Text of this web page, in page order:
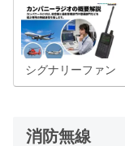
シグナリーファン
消防無線